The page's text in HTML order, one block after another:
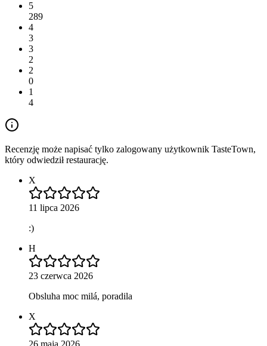
5
289
4
3
3
2
2
0
1
4
Recenzję może napisać tylko zalogowany użytkownik TasteTown,
który odwiedził restaurację.
X
11 lipca 2026
:)
H
23 czerwca 2026
Obsluha moc milá, poradila
X
26 maja 2026